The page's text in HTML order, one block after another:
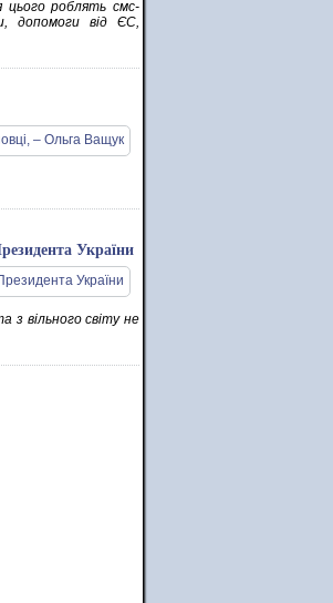
цього роблять смс-
допомоги від ЄС,
України
вільного світу не